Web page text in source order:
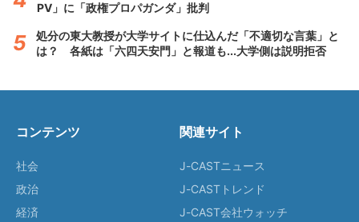
PV」に「政権プロパガンダ」批判
処分の東大教授が大学サイトに仕込んだ「不適切な言葉」と
は？ 各紙は「六四天安門」と報道も...大学側は説明拒否
コンテンツ
社会
政治
経済
関連サイト
J-CASTニュース
J-CASTトレンド
J-CAST会社ウォッチ